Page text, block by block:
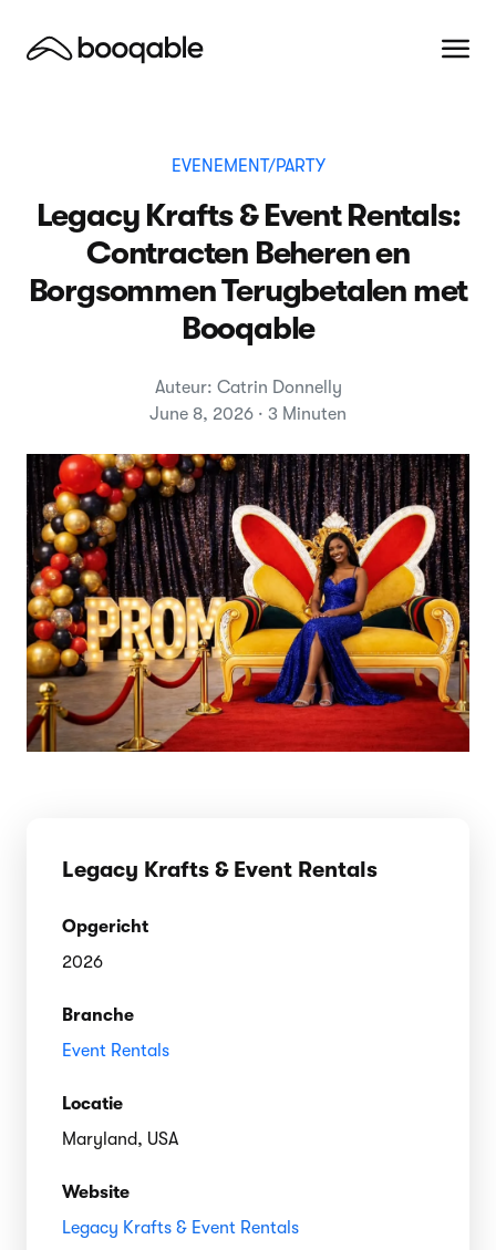
EVENEMENT/PARTY
Legacy Krafts & Event Rentals:
Contracten Beheren en
Borgsommen Terugbetalen met
Booqable
Auteur: Catrin Donnelly
June 8, 2026 · 3 Minuten
Legacy Krafts & Event Rentals
Opgericht
2026
Branche
Event Rentals
Locatie
Maryland, USA
Website
Legacy Krafts & Event Rentals